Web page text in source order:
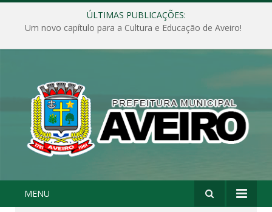
ÚLTIMAS PUBLICAÇÕES:
Um novo capítulo para a Cultura e Educação de Aveiro!
MENU